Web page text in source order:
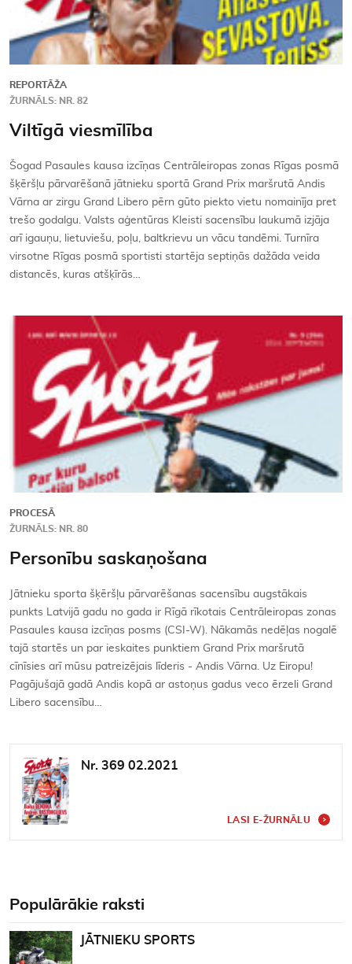
REPORTĀŽA
ŽURNĀLS: NR. 82
Viltīgā viesmīlība
Šogad Pasaules kausa izcīņas Centrāleiropas zonas Rīgas posmā
šķēršļu pārvarēšanā jātnieku sportā Grand Prix maršrutā Andis
Vārna ar zirgu Grand Libero pērn gūto piekto vietu nomainīja pret
trešo godalgu. Valsts aģentūras Kleisti sacensību laukumā izjāja
arī igauņu, lietuviešu, poļu, baltkrievu un vācu tandēmi. Turnīra
virsotne Rīgas posmā sportisti startēja septiņās dažāda veida
distancēs, kuras atšķīrās…
PROCESĀ
ŽURNĀLS: NR. 80
Personību saskaņošana
Jātnieku sporta šķēršļu pārvarēšanas sacensību augstākais
punkts Latvijā gadu no gada ir Rīgā rīkotais Centrāleiropas zonas
Pasaules kausa izcīņas posms (CSI-W). Nākamās nedēļas nogalē
tajā startēs un par ieskaites punktiem Grand Prix maršrutā
cīnīsies arī mūsu patreizējais līderis - Andis Vārna. Uz Eiropu!
Pagājušajā gadā Andis kopā ar astoņus gadus veco ērzeli Grand
Libero sacensību…
Nr. 369 02.2021
LASI E-ŽURNĀLU
Populārākie raksti
JĀTNIEKU SPORTS